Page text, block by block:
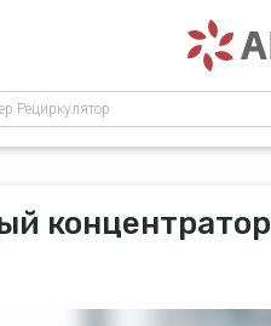
Рециркулятор
концентратор